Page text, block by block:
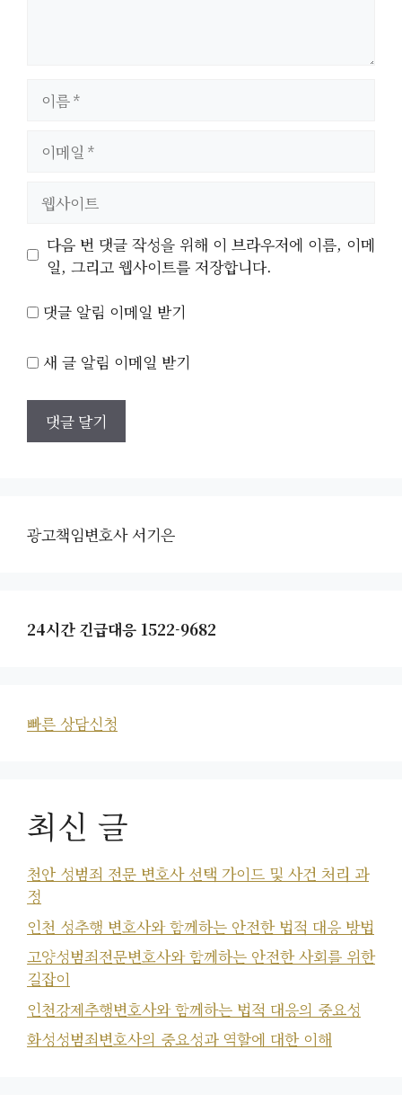
트
다음 번 댓글 작성을 위해 이 브라우저에 이름, 이메
일, 그리고 웹사이트를 저장합니다.
댓글 알림 이메일 받기
새 글 알림 이메일 받기
광고책임변호사 서기은
24시간 긴급대응 1522-9682
빠른 상담신청
최신 글
천안 성범죄 전문 변호사 선택 가이드 및 사건 처리 과
정
인천 성추행 변호사와 함께하는 안전한 법적 대응 방법
고양성범죄전문변호사와 함께하는 안전한 사회를 위한
길잡이
인천강제추행변호사와 함께하는 법적 대응의 중요성
화성성범죄변호사의 중요성과 역할에 대한 이해